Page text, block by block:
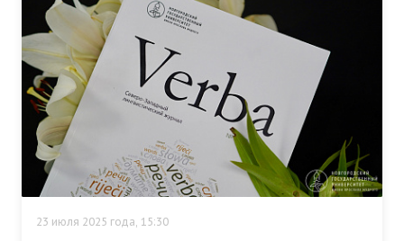
23 июля 2025 года, 15:30